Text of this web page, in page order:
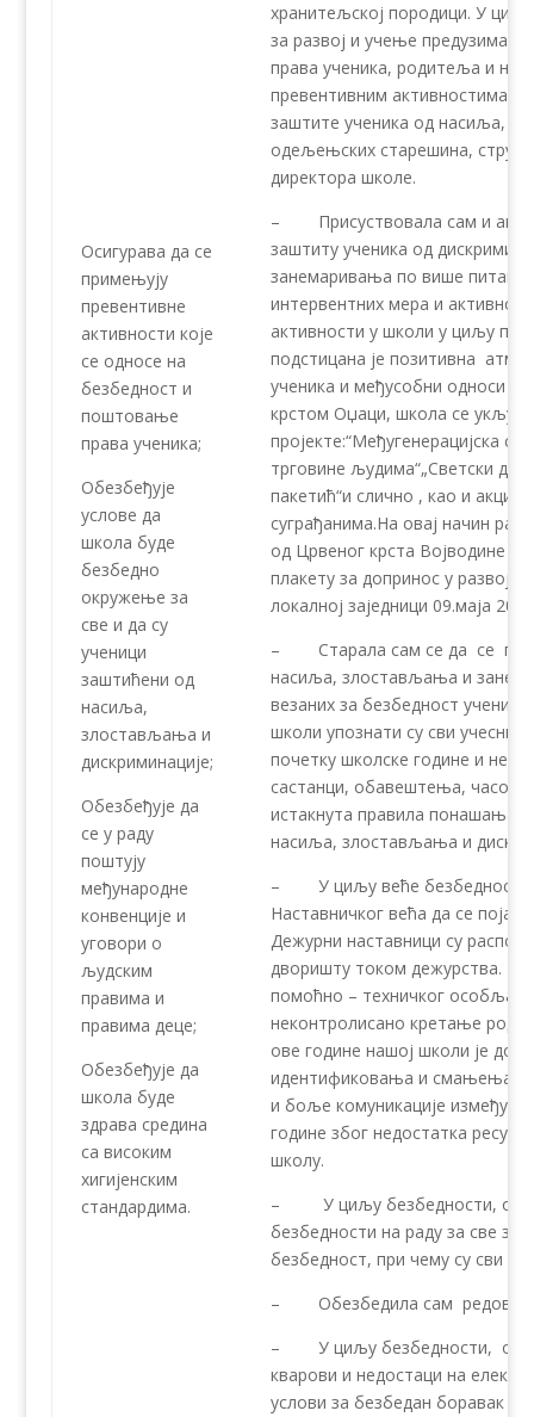
Осигурава да се
примењују
превентивне
активности које
се односе на
безбедност и
поштовање
права ученика;
Обезбеђује
услове да
школа буде
безбедно
окружење за
све и да су
ученици
заштићени од
насиља,
злостављања и
дискриминације;
Обезбеђује да
се у раду
поштују
међународне
конвенције и
уговори о
људским
правима и
правима деце;
Обезбеђује да
школа буде
здрава средина
са високим
хигијенским
стандардима.
хранитељској породици. У
за развој и учење предузимале
права ученика, родитеља и
превентивним активностима
заштите ученика од насиља,
одељењских старешина,
директора школе.
– Присуствовала сам и
заштиту ученика од
занемаривања по више
интервентних мера и
активности у школи у циљу
подстицана је позитивна
ученика и међусобни односи
крстом Оџаци, школа се
пројекте:“Међугенерацијска
трговине људима“„Светски
пакетић“и слично , као и
суграђанима.На овај начин
од Црвеног крста Војводине
плакету за допринос у
локалној заједници 09.маја
– Старала сам се да се
насиља, злостављања и
везаних за безбедност
школи упознати су сви
почетку школске године и
састанци, обавештења,
истакнута правила понашања
насиља, злостављања и
– У циљу веће безбедности
Наставничког већа да се
Дежурни наставници су
дворишту током дежурства.
помоћно – техничког особља,
неконтролисано кретање
ове године нашој школи је
идентификовања и смањења
и боље комуникације између
године због недостатка
школу.
– У циљу безбедности,
безбедности на раду за све
безбедност, при чему су сви
– Обезбедила сам редовну
– У циљу безбедности,
кварови и недостаци на
услови за безбедан боравак